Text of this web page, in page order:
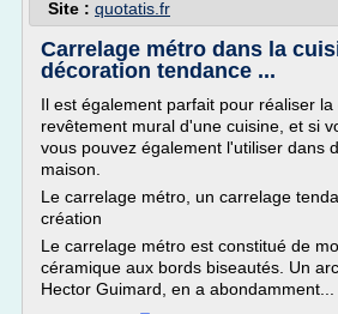
Site : quotatis.fr
Carrelage métro dans la
décoration tendance ...
Il est également parfait pour réaliser
revêtement mural d'une cuisine, et si
vous pouvez également l'utiliser dans
maison.
Le carrelage métro, un carrelage
création
Le carrelage métro est constitué de
céramique aux bords biseautés. Un
Hector Guimard, en a abondamment...